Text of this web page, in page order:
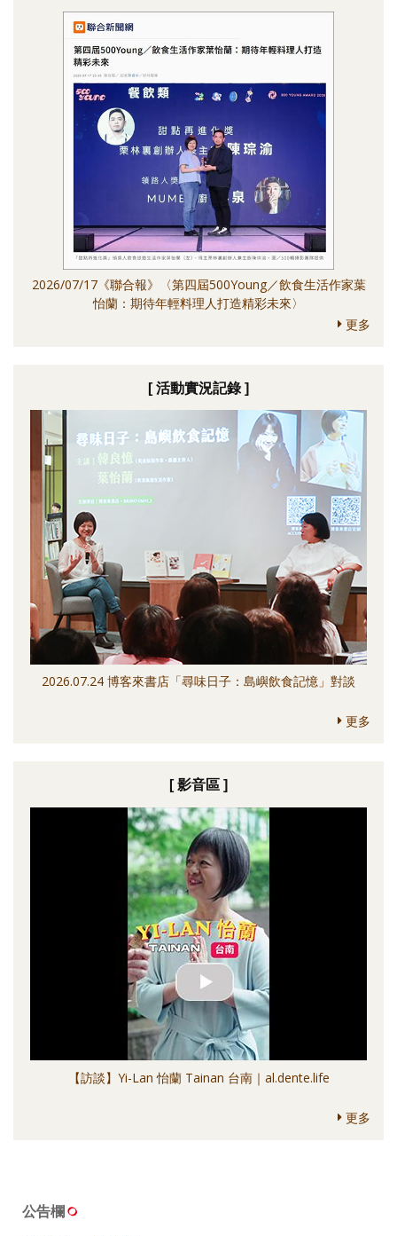
2026/07/17《聯合報》〈第四屆500Young／飲食生活作家葉
怡蘭：期待年輕料理人打造精彩未來〉
更多
[ 活動實況記錄 ]
2026.07.24 博客來書店「尋味日子：島嶼飲食記憶」對談
更多
[ 影音區 ]
【訪談】Yi-Lan 怡蘭 Tainan 台南｜al.dente.life
更多
公告欄